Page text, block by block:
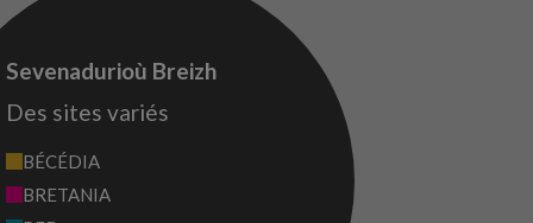
Sevenadurioù Breizh
Des sites variés
BÉCÉDIA
BRETANIA